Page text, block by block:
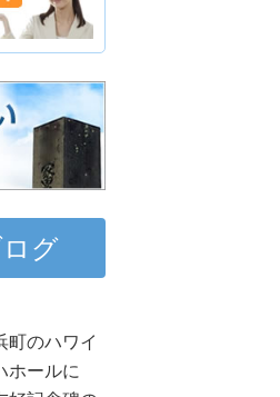
グ
町のハワイ
ホールに